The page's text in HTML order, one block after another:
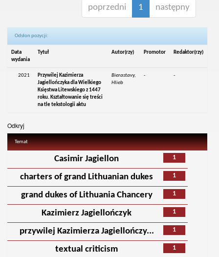
poprzedni 1 następny
Odsłon pozycji:
Data
wydania
Tytuł Autor(rzy) Promotor Redaktor(rzy)
2021
Przywilej Kazimierza
Jagiellończyka dla Wielkiego
Księstwa Litewskiego z 1447
roku. Kształtowanie się treści
na tle tekstologii aktu
Bierastavy,
Hlieb
- -
Odkryj
Temat
1
Casimir Jagiellon
1
charters of grand Lithuanian dukes
1
grand dukes of Lithuania Chancery
1
Kazimierz Jagiellończyk
1
przywilej Kazimierza Jagiellończy...
1
textual criticism